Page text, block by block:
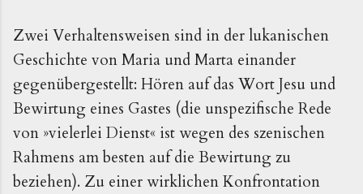
Zwei Verhaltensweisen sind in der lukanischen
Geschichte von Maria und Marta einander
gegenübergestellt: Hören auf das Wort Jesu und
Bewirtung eines Gastes (die unspezifische Rede
von »vielerlei Dienst« ist wegen des szenischen
Rahmens am besten auf die Bewirtung zu
beziehen). Zu einer wirklichen Konfrontation